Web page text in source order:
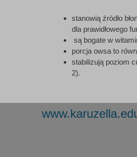
stanowią źródło
dla prawidłowego
są bogate w
porcja owsa to
stabilizują poziom
2).